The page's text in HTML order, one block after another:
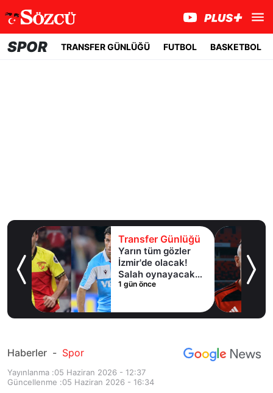
SPOR TRANSFER GÜNLÜĞÜ FUTBOL BASKETBOL
Transfer Günlüğü
Yarın tüm gözler
İzmir'de olacak!
Salah oynayacak
mı?
1 gün önce
Haberler - Spor
Yayınlanma :05 Haziran 2026 - 12:37
Güncellenme :05 Haziran 2026 - 16:34